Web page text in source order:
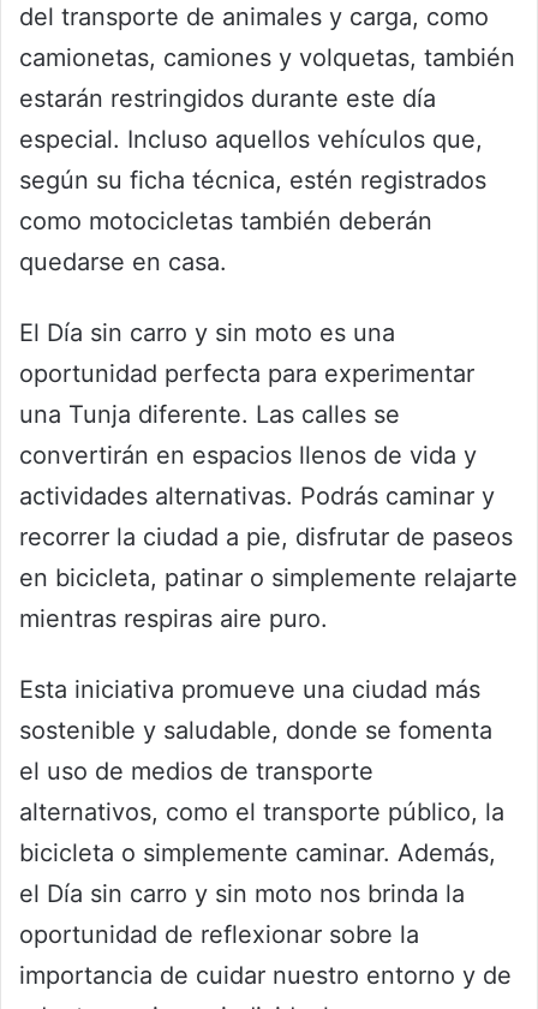
del transporte de animales y carga, como
camionetas, camiones y volquetas, también
estarán restringidos durante este día
especial. Incluso aquellos vehículos que,
según su ficha técnica, estén registrados
como motocicletas también deberán
quedarse en casa.
El Día sin carro y sin moto es una
oportunidad perfecta para experimentar
una Tunja diferente. Las calles se
convertirán en espacios llenos de vida y
actividades alternativas. Podrás caminar y
recorrer la ciudad a pie, disfrutar de paseos
en bicicleta, patinar o simplemente relajarte
mientras respiras aire puro.
Esta iniciativa promueve una ciudad más
sostenible y saludable, donde se fomenta
el uso de medios de transporte
alternativos, como el transporte público, la
bicicleta o simplemente caminar. Además,
el Día sin carro y sin moto nos brinda la
oportunidad de reflexionar sobre la
importancia de cuidar nuestro entorno y de